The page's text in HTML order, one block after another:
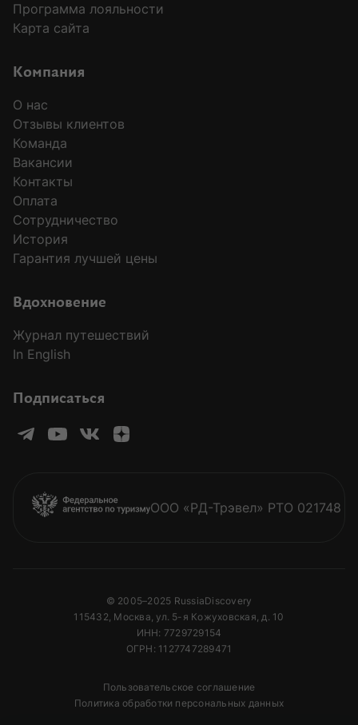
MODAL-ARRIVALS
Программа лояльности
Карта сайта
Компания
О нас
Отзывы клиентов
Команда
Вакансии
Контакты
Оплата
Сотрудничество
История
Гарантия лучшей цены
Вдохновение
Журнал путешествий
In English
Подписаться
ООО «РД-Трэвел» РТО 021748
© 2005–2025 RussiaDiscovery
115432, Москва, ул. 5-я Кожуховская, д. 10
ИНН: 7729729154
ОГРН: 1127747289471
Пользовательское соглашение
Политика обработки персональных данных